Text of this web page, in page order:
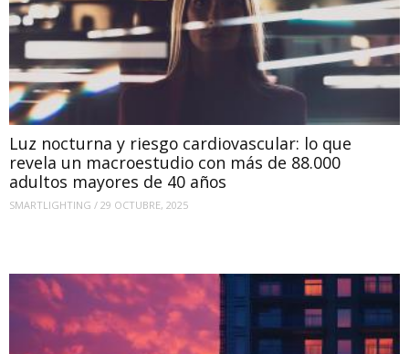
Luz nocturna y riesgo cardiovascular: lo que
revela un macroestudio con más de 88.000
adultos mayores de 40 años
SMARTLIGHTING / 29 OCTUBRE, 2025